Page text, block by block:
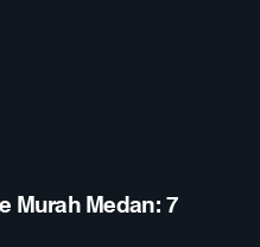
Murah Medan: 7